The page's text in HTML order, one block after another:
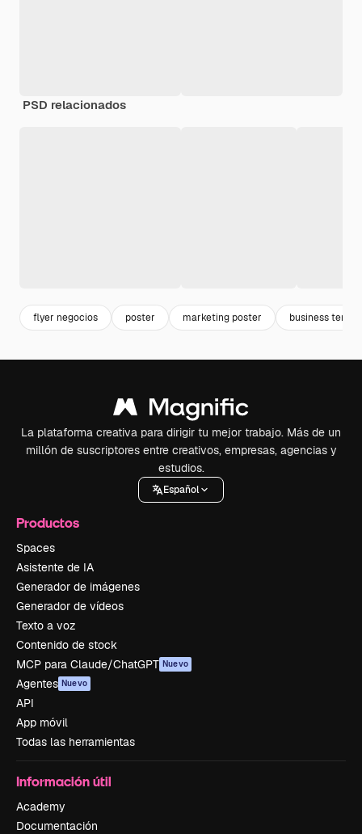
PSD relacionados
flyer negocios poster marketing poster business
La plataforma creativa para dirigir tu mejor trabajo. Más de un
millón de suscriptores entre creativos, empresas, agencias y
estudios.
Español
Productos
Spaces
Asistente de IA
Generador de imágenes
Generador de vídeos
Texto a voz
Contenido de stock
MCP para Claude/ChatGPT Nuevo
Agentes Nuevo
API
App móvil
Todas las herramientas
Información útil
Academy
Documentación